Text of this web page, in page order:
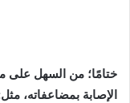
ختامًا؛ من السهل
الإصابة بمضاعفاته،